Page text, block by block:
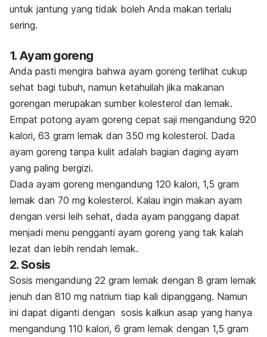
untuk jantung yang tidak boleh Anda makan terlalu
sering.
1. Ayam goreng
Anda pasti mengira bahwa ayam goreng terlihat cukup
sehat bagi tubuh, namun ketahuilah jika makanan
gorengan merupakan sumber kolesterol dan lemak.
Empat potong ayam goreng cepat saji mengandung 920
kalori, 63 gram lemak dan 350 mg kolesterol. Dada
ayam goreng tanpa kulit adalah bagian daging ayam
yang paling bergizi.
Dada ayam goreng mengandung 120 kalori, 1,5 gram
lemak dan 70 mg kolesterol. Kalau ingin makan ayam
dengan versi leih sehat, dada ayam panggang dapat
menjadi menu pengganti ayam goreng yang tak kalah
lezat dan lebih rendah lemak.
2. Sosis
Sosis mengandung 22 gram lemak dengan 8 gram lemak
jenuh dan 810 mg natrium tiap kali dipanggang. Namun
ini dapat diganti dengan sosis kalkun asap yang hanya
mengandung 110 kalori, 6 gram lemak dengan 1,5 gram